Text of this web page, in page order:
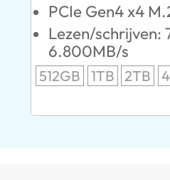
PCIe Gen4 x4
Lezen/schrijven:
6.800MB/s
512GB 1TB 2TB